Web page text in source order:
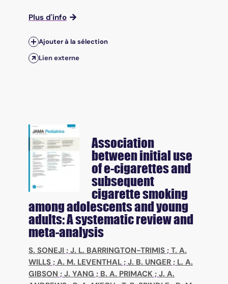
Plus d'info
Ajouter à la sélection
Lien externe
Association
between initial use
of e-cigarettes and
subsequent
cigarette smoking
among adolescents and young
adults: A systematic review and
meta-analysis
S. SONEJI ; J. L. BARRINGTON-TRIMIS ; T. A.
WILLS ; A. M. LEVENTHAL ; J. B. UNGER ; L. A.
GIBSON ; J. YANG ; B. A. PRIMACK ; J. A.